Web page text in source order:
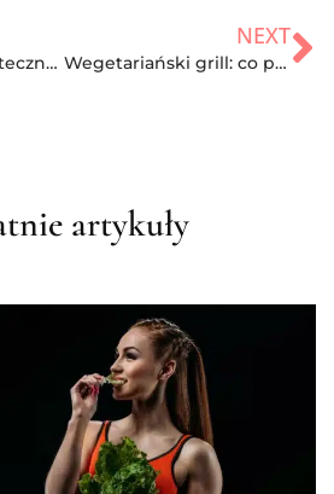
Przyprawniki – skuteczny sposób na utrzymanie porządku w kuchni
NEXT
Wegetariański grill: co przyrządzić dla tych, którzy nie jedzą mięsa
artykuły